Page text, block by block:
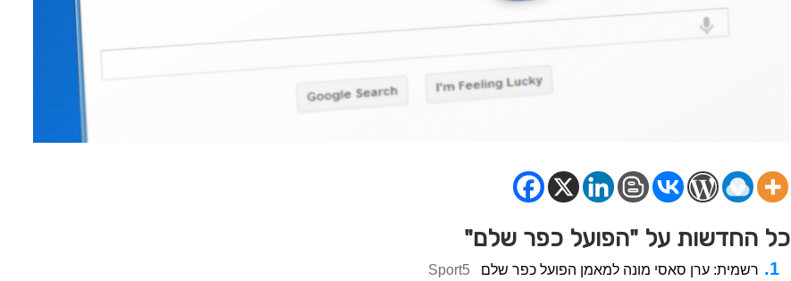
כל החדשות על "הפועל כפר שלם"
רשמית: ערן סאסי מונה למאמן הפועל כפר שלם Sport5